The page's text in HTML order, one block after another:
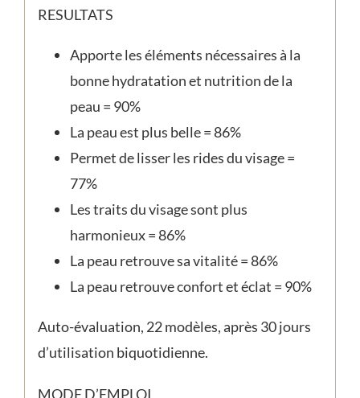
RESULTATS
Apporte les éléments nécessaires à la
bonne hydratation et nutrition de la
peau = 90%
La peau est plus belle = 86%
Permet de lisser les rides du visage =
77%
Les traits du visage sont plus
harmonieux = 86%
La peau retrouve sa vitalité = 86%
La peau retrouve confort et éclat = 90%
Auto-évaluation, 22 modèles, après 30 jours
d’utilisation biquotidienne.
MODE D’EMPLOI